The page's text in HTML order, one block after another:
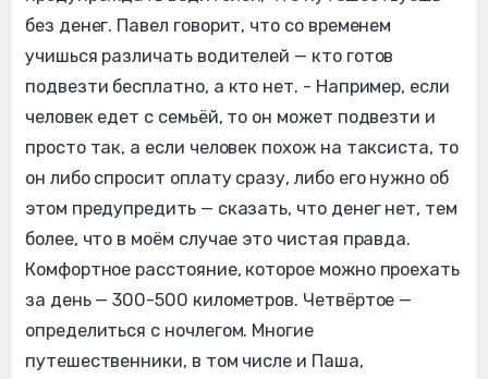
без денег. Павел говорит, что со временем
учишься различать водителей — кто готов
подвезти бесплатно, а кто нет. - Например, если
человек едет с семьёй, то он может подвезти и
просто так, а если человек похож на таксиста, то
он либо спросит оплату сразу, либо его нужно об
этом предупредить — сказать, что денег нет, тем
более, что в моём случае это чистая правда.
Комфортное расстояние, которое можно проехать
за день — 300-500 километров. Четвёртое —
определиться с ночлегом. Многие
путешественники, в том числе и Паша,